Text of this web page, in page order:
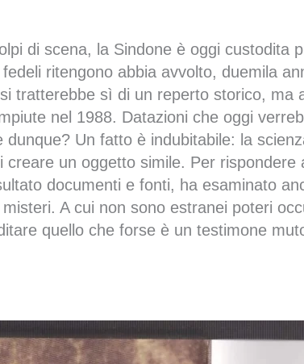
di scena, la Sindone è oggi custodita
ritengono abbia avvolto, duemila
tratterebbe sì di un reperto storico, ma
nel 1988. Datazioni che oggi
Un fatto è indubitabile: la
creare un oggetto simile. Per
documenti e fonti, ha esaminato
A cui non sono estranei poteri
quello che forse è un testimone